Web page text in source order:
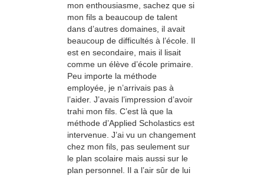
mon enthousiasme, sachez que si
mon fils a beaucoup de talent
dans d’autres domaines, il avait
beaucoup de difficultés à l’école. Il
est en secondaire, mais il lisait
comme un élève d’école primaire.
Peu importe la méthode
employée, je n’arrivais pas à
l’aider. J’avais l’impression d’avoir
trahi mon fils. C’est là que la
méthode d’Applied Scholastics est
intervenue. J’ai vu un changement
chez mon fils, pas seulement sur
le plan scolaire mais aussi sur le
plan personnel. Il a l’air sûr de lui